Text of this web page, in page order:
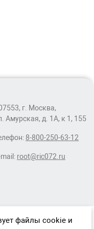
г. Москва,
Амурская, д. 1А, к 1, 155
8-800-250-63-12
mail: root@ric072.ru
файлы cookie и